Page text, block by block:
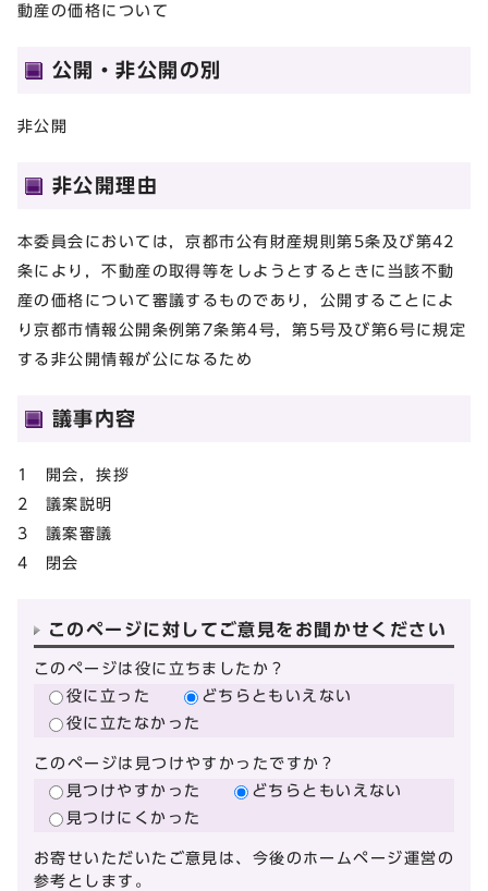
動産の価格について
公開・非公開の別
非公開
非公開理由
本委員会においては，京都市公有財産規則第5条及び第42
条により，不動産の取得等をしようとするときに当該不動
産の価格について審議するものであり，公開することによ
り京都市情報公開条例第7条第4号，第5号及び第6号に規定
する非公開情報が公になるため
議事内容
1 開会，挨拶
2 議案説明
3 議案審議
4 閉会
このページに対してご意見をお聞かせください
このページは役に立ちましたか？
役に立った
どちらともいえない
役に立たなかった
このページは見つけやすかったですか？
見つけやすかった
どちらともいえない
見つけにくかった
お寄せいただいたご意見は、今後のホームページ運営の
参考とします。